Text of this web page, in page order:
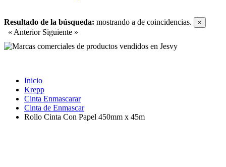
Resultado de la búsqueda: mostrando a de coincidencias. ×
« Anterior Siguiente »
Inicio
Krepp
Cinta Enmascarar
Cinta de Enmascar
Rollo Cinta Con Papel 450mm x 45m